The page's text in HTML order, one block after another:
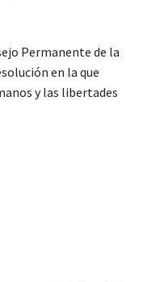
Permanente de la
en la que
y las libertades